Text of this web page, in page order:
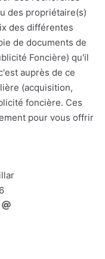
des propriétaire(s)
des différentes
de documents de
Foncière) qu'il
auprès de ce
(acquisition,
foncière. Ces
pour vous offrir